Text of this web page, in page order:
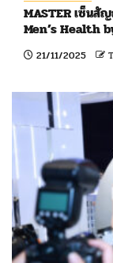
MASTER เซ็น
Men’s Health
21/11/2025